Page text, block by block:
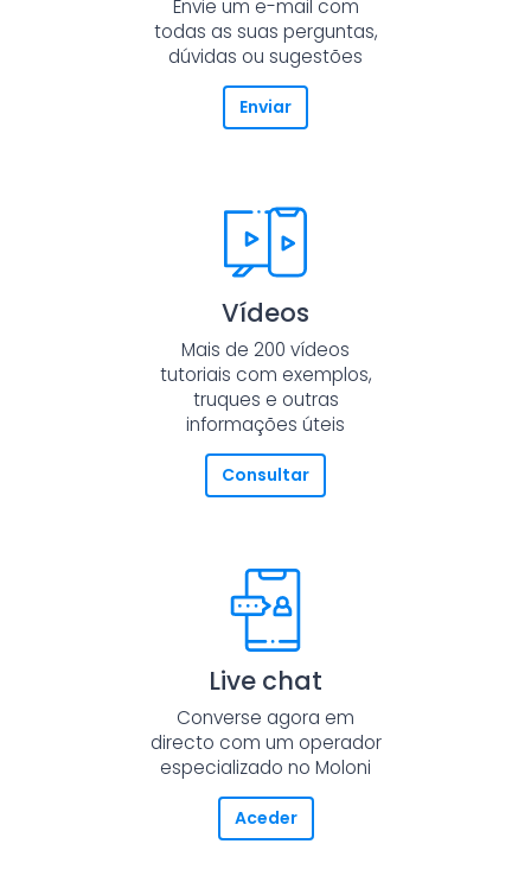
Envie um e-mail com
todas as suas perguntas,
dúvidas ou sugestões
Enviar
Vídeos
Mais de 200 vídeos
tutoriais com exemplos,
truques e outras
informações úteis
Consultar
Live chat
Converse agora em
directo com um operador
especializado no Moloni
Aceder